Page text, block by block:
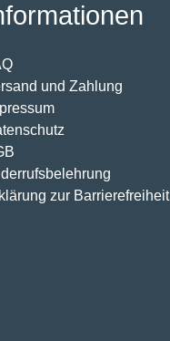
und Zahlung
zur Barrierefreiheit